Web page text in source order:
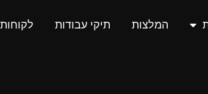
המלצות תיקי עבודות לקוחות